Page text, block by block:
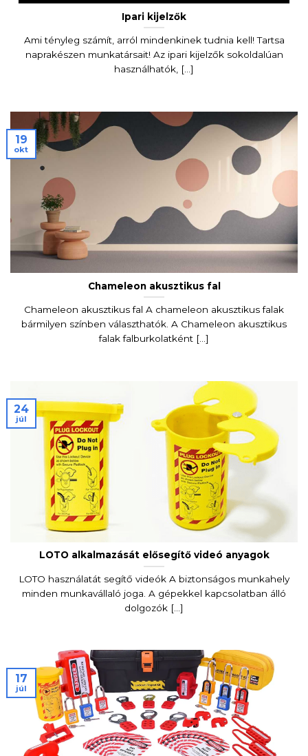
Ipari kijelzők
Ami tényleg számít, arról mindenkinek tudnia kell! Tartsa
naprakészen munkatársait! Az ipari kijelzők sokoldalúan
használhatók, [...]
Chameleon akusztikus fal
Chameleon akusztikus fal A chameleon akusztikus falak
bármilyen színben választhatók. A Chameleon akusztikus
falak falburkolatként [...]
19
okt
LOTO alkalmazását elősegítő videó anyagok
LOTO használatát segítő videók A biztonságos munkahely
minden munkavállaló joga. A gépekkel kapcsolatban álló
dolgozók [...]
24
júl
17
júl